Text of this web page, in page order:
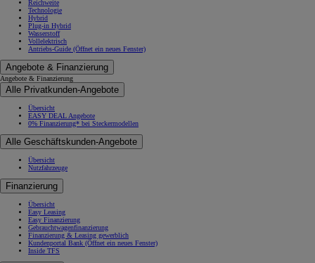
Reichweite
Technologie
Hybrid
Plug-in Hybrid
Wasserstoff
Vollelektrisch
Antriebs-Guide (Öffnet ein neues Fenster)
Angebote & Finanzierung
Angebote & Finanzierung
Alle Privatkunden-Angebote
Übersicht
EASY DEAL Angebote
0% Finanzierung* bei Steckermodellen
Alle Geschäftskunden-Angebote
Übersicht
Nutzfahrzeuge
Finanzierung
Übersicht
Easy Leasing
Easy Finanzierung
Gebrauchtwagenfinanzierung
Finanzierung & Leasing gewerblich
Kundenportal Bank (Öffnet ein neues Fenster)
Inside TFS